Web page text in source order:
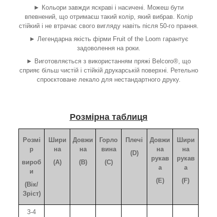
► Кольори завжди яскраві і насичені. Можеш бути
впевнений, що отримаєш такий колір, який вибрав. Колір
стійкий і не втрачає свого вигляду навіть після 50-го прання.
► Легендарна якість фірми Fruit of the Loom гарантує
задоволення на роки.
► Виготовляється з використанням пряжі Belcoro®, що
сприяє більш чистій і стійкій друкарській поверхні. Ретельно
спроєктоване лекало для нестандартного друку.
Розмірна таблиця
Розмі
р
вироб
и
(Вік/
Зріст)
Шири
на
(A)
Довжи
на
(B)
Горло
вина
(C)
Плечі
(D)
Довжи
на
рукав
а
(E)
Шири
на
рукав
а
(F)
3-4